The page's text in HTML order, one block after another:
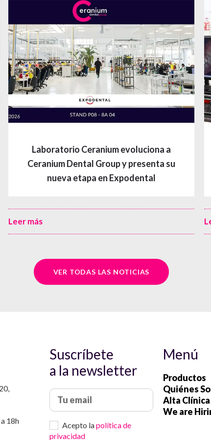
Un año de crecimiento e innovación en
Ceranium
Leer más
VER TODAS LAS NOTICIAS
18h
Suscríbete
a la newsletter
Acepto lapolítica de
privacidad
Menú
Productos
Quiénes
Alta Clínica
We are